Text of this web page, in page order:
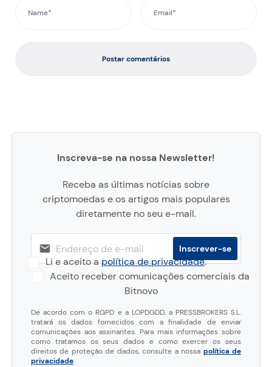
Postar comentários
Inscreva-se na nossa Newsletter!
Receba as últimas notícias sobre
criptomoedas e os artigos mais populares
diretamente no seu e-mail.
Li e aceito apolítica de privacidade.
Aceito receber comunicações comerciais da
Bitnovo
De acordo com o RGPD e a LOPDGDD, a PRESSBROKERS S.L.
tratará os dados fornecidos com a finalidade de enviar
comunicações aos assinantes. Para mais informações sobre
como tratamos os seus dados e como exercer os seus
direitos de proteção de dados, consulte a nossa política de
privacidade.